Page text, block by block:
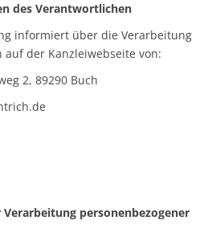
des Verantwortlichen
informiert über die Verarbeitung
auf der Kanzleiwebseite von:
2, 89290 Buch
personenbezogener